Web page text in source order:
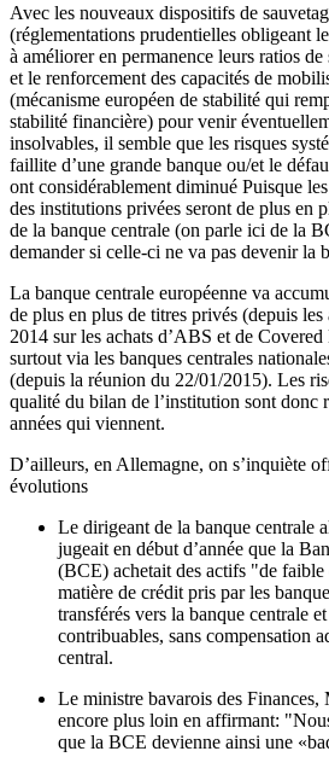
Avec les nouveaux dispositifs de
(réglementations prudentielles obligeant
à améliorer en permanence leurs ratios
et le renforcement des capacités de
(mécanisme européen de stabilité qui
stabilité financière) pour venir
insolvables, il semble que les risques
faillite d’une grande banque ou/et le
ont considérablement diminué Puisque
des institutions privées seront de plus en
de la banque centrale (on parle ici de la
demander si celle-ci ne va pas devenir la
La banque centrale européenne va
de plus en plus de titres privés (depuis les
2014 sur les achats d’ABS et de
surtout via les banques centrales
(depuis la réunion du 22/01/2015). Les
qualité du bilan de l’institution sont donc
années qui viennent.
D’ailleurs, en Allemagne, on s’inquiète
évolutions
Le dirigeant de la banque centrale
jugeait en début d’année que la
(BCE) achetait des actifs "de
matière de crédit pris par les
transférés vers la banque centrale
contribuables, sans compensation
central.
Le ministre bavarois des Finances,
encore plus loin en affirmant:
que la BCE devienne ainsi une